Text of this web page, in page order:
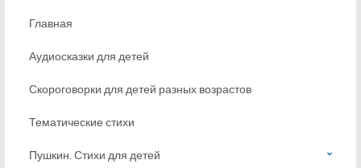
Главная
Аудиосказки для детей
Скороговорки для детей разных возрастов
Тематические стихи
Пушкин. Стихи для детей